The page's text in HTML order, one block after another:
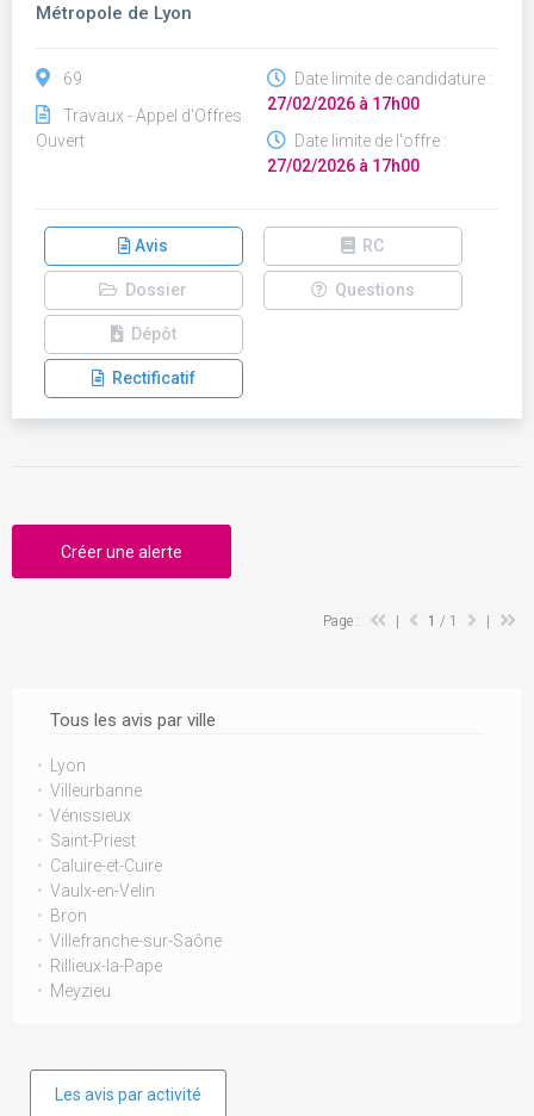
Tous les avis par ville
Lyon
Villeurbanne
Vénissieux
Saint-Priest
Caluire-et-Cuire
Vaulx-en-Velin
Bron
Villefranche-sur-Saône
Rillieux-la-Pape
Meyzieu
Les avis par activité
Métropole de Lyon
69
Travaux - Appel d'Offres
Ouvert
Date limite de candidature :
27/02/2026 à 17h00
Date limite de l'offre :
27/02/2026 à 17h00
Avis RC
Dossier Questions
Dépôt
Rectificatif
Créer une alerte
Page : 1 / 1